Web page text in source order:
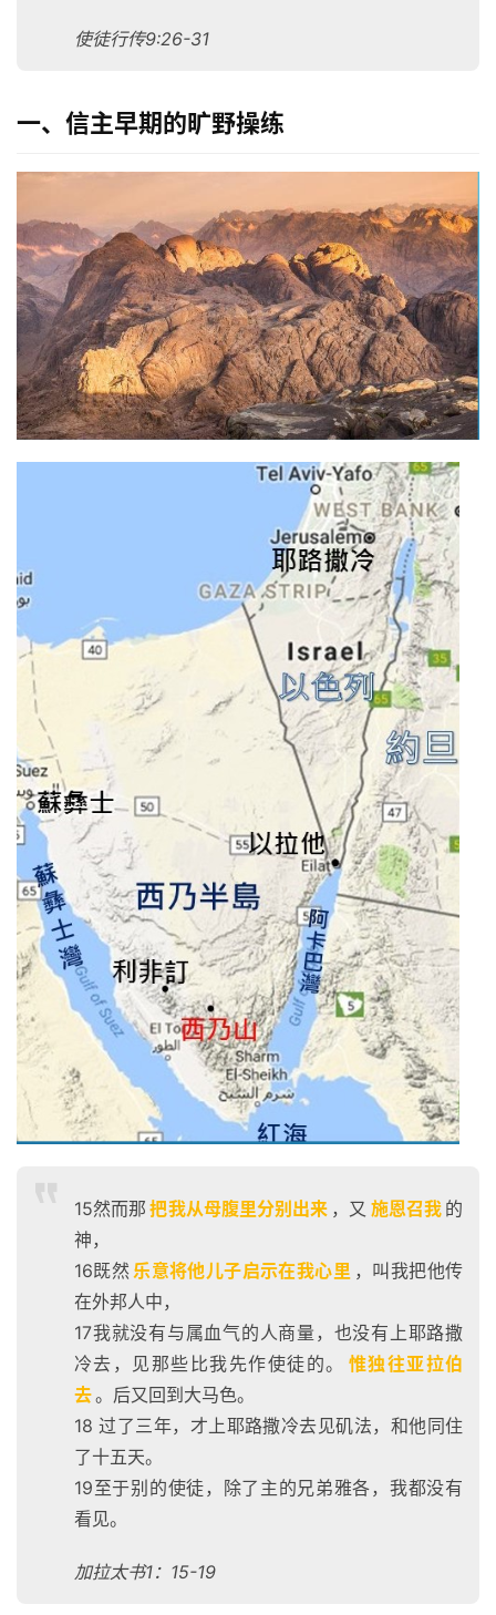
使徒行传9:26-31
一、信主早期的旷野操练
15然而那 把我从母腹里分别出来 ，又 施恩召我 的
神，
16既然 乐意将他儿子启示在我心里 ，叫我把他传
在外邦人中，
17我就没有与属血气的人商量，也没有上耶路撒
冷去，见那些比我先作使徒的。
惟独往亚拉伯
去。后又回到大马色。
18 过了三年，才上耶路撒冷去见矶法，和他同住
了十五天。
19至于别的使徒，除了主的兄弟雅各，我都没有
看见。
加拉太书1：15-19